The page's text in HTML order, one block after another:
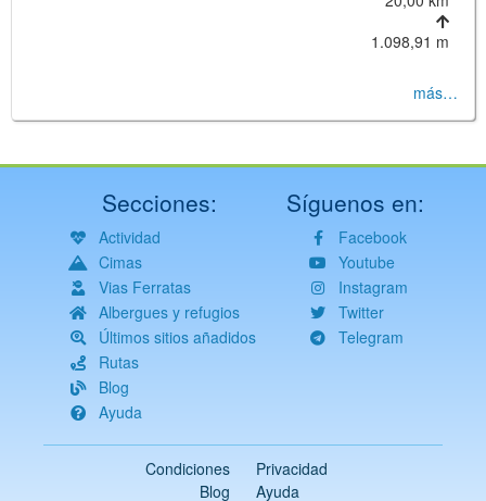
1.098,91 m
más…
Secciones:
Actividad
Cimas
Vias Ferratas
Albergues y refugios
Últimos sitios añadidos
Rutas
Blog
Ayuda
Síguenos en:
Facebook
Youtube
Instagram
Twitter
Telegram
Condiciones
Privacidad
Blog
Ayuda